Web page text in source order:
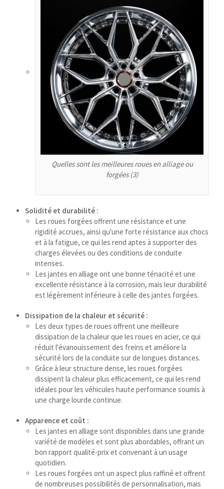
Quelles sont les meilleures roues en alliage ou
forgées (3)
Solidité et durabilité :
Les roues forgées offrent une résistance et une
rigidité accrues, ainsi qu'une forte résistance aux chocs
et à la fatigue, ce qui les rend aptes à supporter des
charges élevées ou des conditions de conduite
intenses.
Les jantes en alliage ont une bonne ténacité et une
excellente résistance à la corrosion, mais leur durabilité
est légèrement inférieure à celle des jantes forgées.
Dissipation de la chaleur et sécurité :
Les deux types de roues offrent une meilleure
dissipation de la chaleur que les roues en acier, ce qui
réduit l'évanouissement des freins et améliore la
sécurité lors de la conduite sur de longues distances.
Grâce à leur structure dense, les roues forgées
dissipent la chaleur plus efficacement, ce qui les rend
idéales pour les véhicules haute performance soumis à
une charge lourde continue.
Apparence et coût :
Les jantes en alliage sont disponibles dans une grande
variété de modèles et sont plus abordables, offrant un
bon rapport qualité-prix et convenant à un usage
quotidien.
Les roues forgées ont un aspect plus raffiné et offrent
de nombreuses possibilités de personnalisation, mais
தமிழ்
Ślōnskŏ gŏdka
Shqip
سرائیکی
සිංහල
Сахалыы
Ruáinga
Português de Angola
Português (AO90)
پښتو
Occitan
नेपाली
ဗမာစာ
Bahasa Melayu
मराठी
Монгол
ພາສາລາວ
كوردی‎
ភាសាខ្មែរ
Taqbaylit
ქართული
Bahasa Indonesia
Հայերեն
Hornjoserbšćina
हिन्दी